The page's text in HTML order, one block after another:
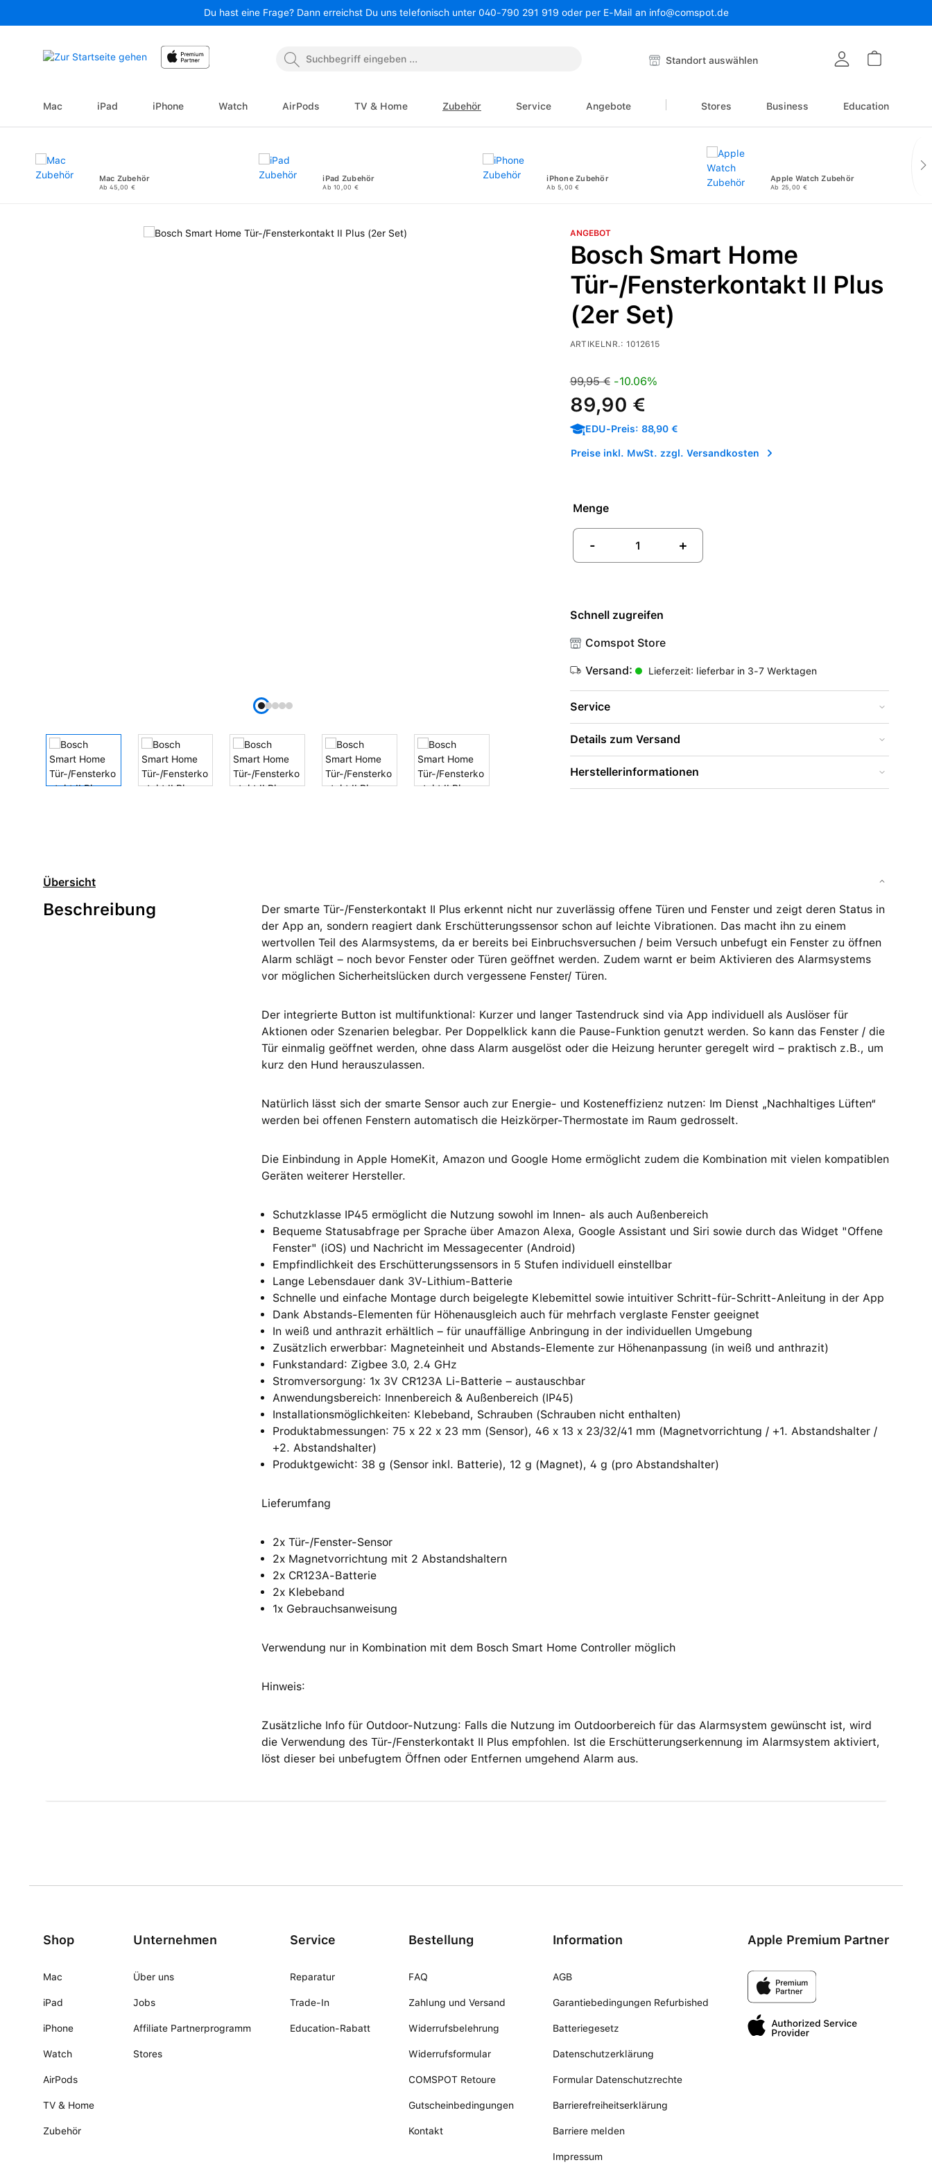
Du hast eine Frage? Dann erreichst Du uns telefonisch unter 040-790 291 919 oder per E-Mail an info@comspot.de
Standort auswählen
Mac iPad iPhone Watch AirPods TV & Home Zubehör Service Angebote Stores Business Education
Mac Zubehör
Ab 45,00 €
iPad Zubehör
Ab 10,00 €
iPhone Zubehör
Ab 5,00 €
Apple Watch Zubehör
Ab 25,00 €
Bildergalerie überspringen ANGEBOT
Bosch Smart Home
Tür-/Fensterkontakt II Plus
(2er Set)
ARTIKELNR.: 1012615
Verkaufspreis:
Regulärer Preis:
99,95 €-10.06%
89,90 €
EDU-Preis: 88,90 €
Preise inkl. MwSt. zzgl. Versandkosten
Menge
- +
Schnell zugreifen
Comspot Store
Versand: Lieferzeit: lieferbar in 3-7 Werktagen
Service
Details zum Versand
Herstellerinformationen
Übersicht
Beschreibung
Der smarte Tür-/Fensterkontakt II Plus erkennt nicht nur zuverlässig offene Türen und Fenster und zeigt deren Status in
der App an, sondern reagiert dank Erschütterungssensor schon auf leichte Vibrationen. Das macht ihn zu einem
wertvollen Teil des Alarmsystems, da er bereits bei Einbruchsversuchen / beim Versuch unbefugt ein Fenster zu öffnen
Alarm schlägt – noch bevor Fenster oder Türen geöffnet werden. Zudem warnt er beim Aktivieren des Alarmsystems
vor möglichen Sicherheitslücken durch vergessene Fenster/ Türen.
Der integrierte Button ist multifunktional: Kurzer und langer Tastendruck sind via App individuell als Auslöser für
Aktionen oder Szenarien belegbar. Per Doppelklick kann die Pause-Funktion genutzt werden. So kann das Fenster / die
Tür einmalig geöffnet werden, ohne dass Alarm ausgelöst oder die Heizung herunter geregelt wird – praktisch z.B., um
kurz den Hund herauszulassen.
Natürlich lässt sich der smarte Sensor auch zur Energie- und Kosteneffizienz nutzen: Im Dienst „Nachhaltiges Lüften“
werden bei offenen Fenstern automatisch die Heizkörper-Thermostate im Raum gedrosselt.
Die Einbindung in Apple HomeKit, Amazon und Google Home ermöglicht zudem die Kombination mit vielen kompatiblen
Geräten weiterer Hersteller.
Schutzklasse IP45 ermöglicht die Nutzung sowohl im Innen- als auch Außenbereich
Bequeme Statusabfrage per Sprache über Amazon Alexa, Google Assistant und Siri sowie durch das Widget "Offene
Fenster" (iOS) und Nachricht im Messagecenter (Android)
Empfindlichkeit des Erschütterungssensors in 5 Stufen individuell einstellbar
Lange Lebensdauer dank 3V-Lithium-Batterie
Schnelle und einfache Montage durch beigelegte Klebemittel sowie intuitiver Schritt-für-Schritt-Anleitung in der App
Dank Abstands-Elementen für Höhenausgleich auch für mehrfach verglaste Fenster geeignet
In weiß und anthrazit erhältlich – für unauffällige Anbringung in der individuellen Umgebung
Zusätzlich erwerbbar: Magneteinheit und Abstands-Elemente zur Höhenanpassung (in weiß und anthrazit)
Funkstandard: Zigbee 3.0, 2.4 GHz
Stromversorgung: 1x 3V CR123A Li-Batterie – austauschbar
Anwendungsbereich: Innenbereich & Außenbereich (IP45)
Installationsmöglichkeiten: Klebeband, Schrauben (Schrauben nicht enthalten)
Produktabmessungen: 75 x 22 x 23 mm (Sensor), 46 x 13 x 23/32/41 mm (Magnetvorrichtung / +1. Abstandshalter /
+2. Abstandshalter)
Produktgewicht: 38 g (Sensor inkl. Batterie), 12 g (Magnet), 4 g (pro Abstandshalter)
Lieferumfang
2x Tür-/Fenster-Sensor
2x Magnetvorrichtung mit 2 Abstandshaltern
2x CR123A-Batterie
2x Klebeband
1x Gebrauchsanweisung
Verwendung nur in Kombination mit dem Bosch Smart Home Controller möglich
Hinweis:
Zusätzliche Info für Outdoor-Nutzung: Falls die Nutzung im Outdoorbereich für das Alarmsystem gewünscht ist, wird
die Verwendung des Tür-/Fensterkontakt II Plus empfohlen. Ist die Erschütterungserkennung im Alarmsystem aktiviert,
löst dieser bei unbefugtem Öffnen oder Entfernen umgehend Alarm aus.
Shop
Mac
iPad
iPhone
Watch
AirPods
TV & Home
Zubehör
Unternehmen
Über uns
Jobs
Affiliate Partnerprogramm
Stores
Service
Reparatur
Trade-In
Education-Rabatt
Bestellung
FAQ
Zahlung und Versand
Widerrufsbelehrung
Widerrufsformular
COMSPOT Retoure
Gutscheinbedingungen
Kontakt
Information
AGB
Garantiebedingungen Refurbished
Batteriegesetz
Datenschutzerklärung
Formular Datenschutzrechte
Barrierefreiheitserklärung
Barriere melden
Impressum
Apple Premium Partner